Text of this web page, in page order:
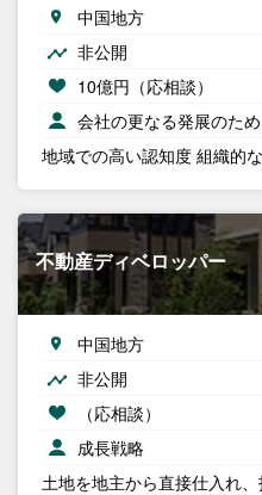
中国地方
非公開
10億円（応相談）
会社の更なる発展のため
地域での高い認知度 組織的
不動産ディベロッパー
中国地方
非公開
（応相談）
成長戦略
土地を地主から直接仕入れ、